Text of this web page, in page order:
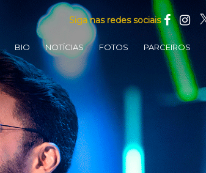
Siga nas redes sociais
BIO NOTÍCIAS FOTOS PARCEIROS